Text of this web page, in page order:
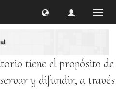
tiene el propósito de
y difundir, a través